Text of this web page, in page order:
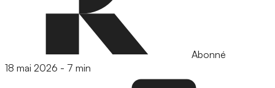
Abonné
18 mai 2026 - 7 min